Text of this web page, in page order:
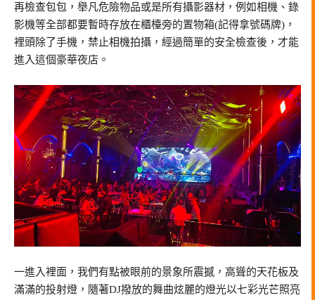
再檢查包包，舉凡危險物品或是所有攝影器材，例如相機、錄
影機等全部都要暫時存放在櫃檯旁的置物箱(記得拿號碼牌)，
裡頭除了手機，禁止相機拍攝，經過簡單的安全檢查後，才能
進入這個豪華夜店。
一進入裡面，我們有點被眼前的景象所震撼，高聳的天花板及
滿滿的投射燈，隨著DJ撥放的舞曲炫麗的燈光以七彩光芒照亮